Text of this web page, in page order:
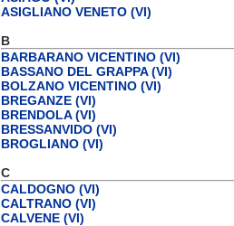
ASIGLIANO VENETO (VI)
B
BARBARANO VICENTINO (VI)
BASSANO DEL GRAPPA (VI)
BOLZANO VICENTINO (VI)
BREGANZE (VI)
BRENDOLA (VI)
BRESSANVIDO (VI)
BROGLIANO (VI)
C
CALDOGNO (VI)
CALTRANO (VI)
CALVENE (VI)